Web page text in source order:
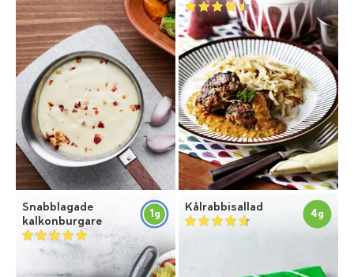
Snabblagade
kalkonburgare
1g Kålrabbisallad 4g